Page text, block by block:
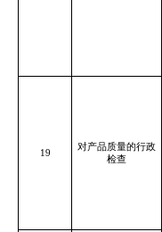
19
对产品质量的行政
检查